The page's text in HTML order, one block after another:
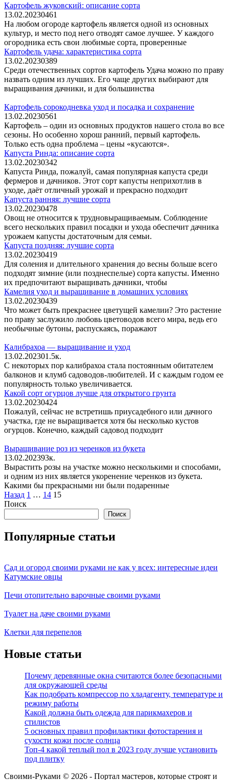
Картофель жуковский: описание сорта
13.02.20230461
На любом огороде картофель является одной из основных
культур, и место под него отводят самое лучшее. У каждого
огородника есть свои любимые сорта, проверенные
Картофель удача: характеристика сорта
13.02.20230389
Среди отечественных сортов картофель Удача можно по праву
назвать одним из лучших. Его чаще других выбирают для
выращивания дачники, и для большинства
Картофель сорокодневка уход и посадка и сохранение
13.02.20230561
Картофель – один из основных продуктов нашего стола во все
сезоны. Но особенно хорош ранний, первый картофель.
Только есть одна проблема – цены «кусаются».
Капуста Ринда: описание сорта
13.02.20230342
Капуста Ринда, пожалуй, самая популярная капуста среди
фермеров и дачников. Этот сорт капусты неприхотлив в
уходе, даёт отличный урожай и прекрасно подходит
Капуста ранняя: лучшие сорта
13.02.20230478
Овощ не относится к трудновыращиваемым. Соблюдение
всего нескольких правил посадки и ухода обеспечит дачника
урожаем капусты достаточным для семьи.
Капуста поздняя: лучшие сорта
13.02.20230419
Для соления и длительного хранения до весны больше всего
подходят зимние (или позднеспелые) сорта капусты. Именно
их предпочитают выращивать дачники, чтобы
Камелия уход и выращивание в домашних условиях
13.02.20230439
Что может быть прекраснее цветущей камелии? Это растение
по праву заслужило любовь цветоводов всего мира, ведь его
необычные бутоны, распускаясь, поражают
Калибрахоа — выращивание и уход
13.02.202301.5к.
С некоторых пор калибрахоа стала постоянным обитателем
балконов и клумб садоводов-любителей. И с каждым годом ее
популярность только увеличивается.
Какой сорт огурцов лучше для открытого грунта
13.02.20230424
Пожалуй, сейчас не встретишь приусадебного или дачного
участка, где не выращивается хотя бы несколько кустов
огурцов. Конечно, каждый садовод подходит
Выращивание роз из черенков из букета
13.02.202393к.
Вырастить розы на участке можно несколькими и способами,
и одним из них является укоренение черенков из букета.
Какими бы прекрасными ни были подаренные
Пагинация
записей
Назад 1 … 14 15
Поиск
Поиск
Популярные статьи
Сад и огород своими руками не как у всех: интересные идеи
Катумские овцы
Печи отопительно варочные своими руками
Туалет на даче своими руками
Клетки для перепелов
Новые статьи
Почему деревянные окна считаются более безопасными
для окружающей среды
Как подобрать компрессор по хладагенту, температуре и
режиму работы
Какой должна быть одежда для парикмахеров и
стилистов
5 основных правил профилактики фотостарения и
сухости кожи после солнца
Топ-4 какой теплый пол в 2023 году лучше установить
под плитку
Своими-Руками © 2026 - Портал мастеров, которые строят и